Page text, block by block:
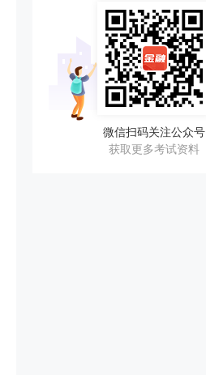
微信扫码关注公众号
获取更多考试资料